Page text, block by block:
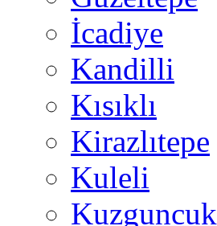
İcadiye
Kandilli
Kısıklı
Kirazlıtepe
Kuleli
Kuzguncuk